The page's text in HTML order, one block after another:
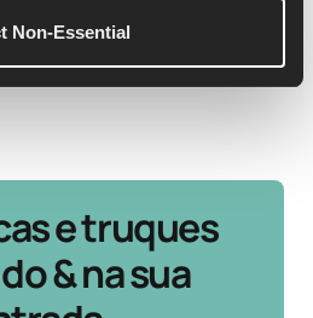
Non-Essential
e truques
& na sua